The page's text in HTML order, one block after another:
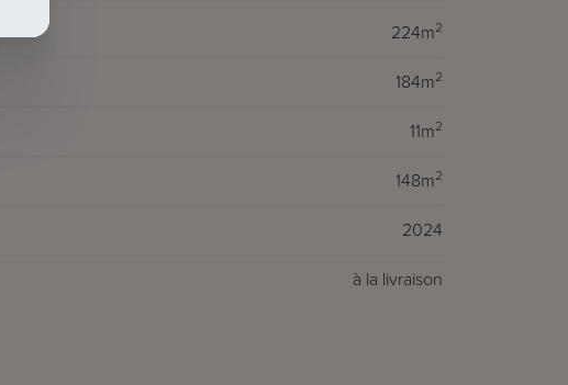
224m2
184m2
11m2
148m2
2024
à la livraison